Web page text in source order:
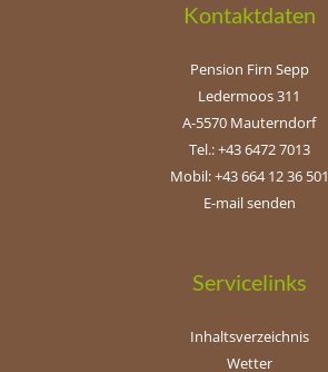
Kontaktdaten
Pension Firn Sepp
Ledermoos 311
A-5570 Mauterndorf
Tel.: +43 6472 7013
Mobil: +43 664 12 36 501
E-mail senden
Servicelinks
Inhaltsverzeichnis
Wetter